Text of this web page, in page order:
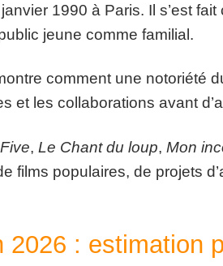
1990 à Paris. Il s’est
jeune comme familial.
comment une notoriété
et les collaborations avant
Five, Le Chant du loup, Mon
films populaires, de projets
: estimation